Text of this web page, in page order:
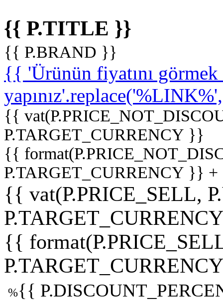
{{ P.TITLE }}
{{ P.BRAND }}
{{ 'Ürünün fiyatını
{{
P.TARGET_CURRENCY }}
{{
P.TARGET_CURRENCY }}
{{ vat(P.PRICE_SELL,
{{
%{{